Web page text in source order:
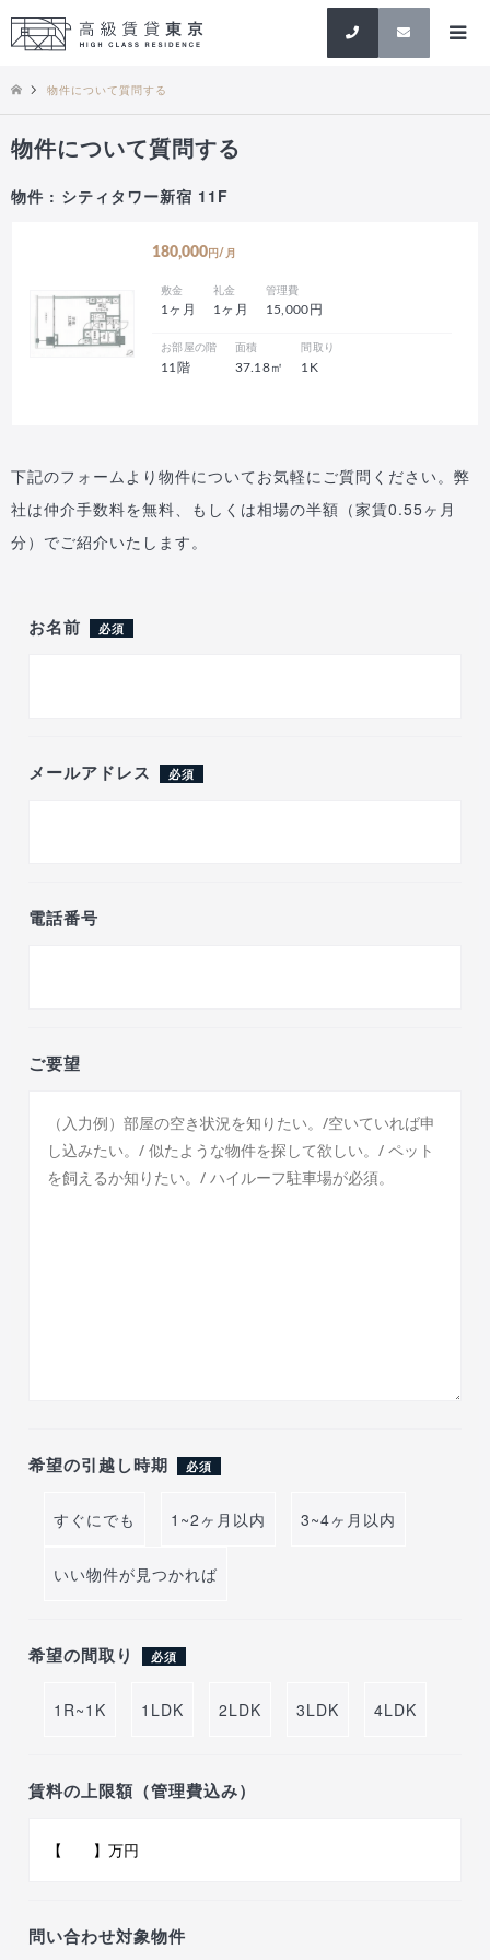
検索
物件について質問する
物件について質問する
物件 : シティタワー新宿 11F
180,000 円/月
敷金
1ヶ月
礼金
1ヶ月
管理費
15,000円
お部屋の階
11階
面積
37.18㎡
間取り
1K
下記のフォームより物件についてお気軽にご質問ください。弊
社は仲介手数料を無料、もしくは相場の半額（家賃0.55ヶ月
分）でご紹介いたします。
お名前 必須
メールアドレス 必須
電話番号
ご要望
希望の引越し時期 必須
すぐにでも 1~2ヶ月以内 3~4ヶ月以内
いい物件が見つかれば
希望の間取り 必須
1R~1K 1LDK 2LDK 3LDK 4LDK
賃料の上限額（管理費込み）
問い合わせ対象物件